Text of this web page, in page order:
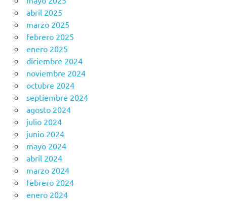
abril 2025
marzo 2025
febrero 2025
enero 2025
diciembre 2024
noviembre 2024
octubre 2024
septiembre 2024
agosto 2024
julio 2024
junio 2024
mayo 2024
abril 2024
marzo 2024
febrero 2024
enero 2024